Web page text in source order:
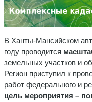
В Ханты-Мансийском
году проводится
земельных участков и
Регион приступил к
работ федерального и
цель мероприятия –